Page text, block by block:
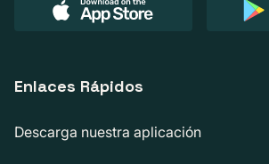
Enlaces Rápidos
Descarga nuestra aplicación